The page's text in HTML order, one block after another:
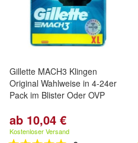
Gillette MACH3 Klingen
Original Wahlweise in 4-24er
Pack im Blister Oder OVP
ab 10,04 €
Kostenloser Versand